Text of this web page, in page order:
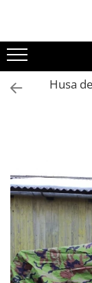
Toate
Triciclete
⬇ TIPURI
➔ Adulti - Fara
➔ Adulti - 2
➔ Adulti - cu
➔ Cu 3 Roti
➔ Cu Cabina
➔ Cu Cabina
➔ Cu Cabina
Husa